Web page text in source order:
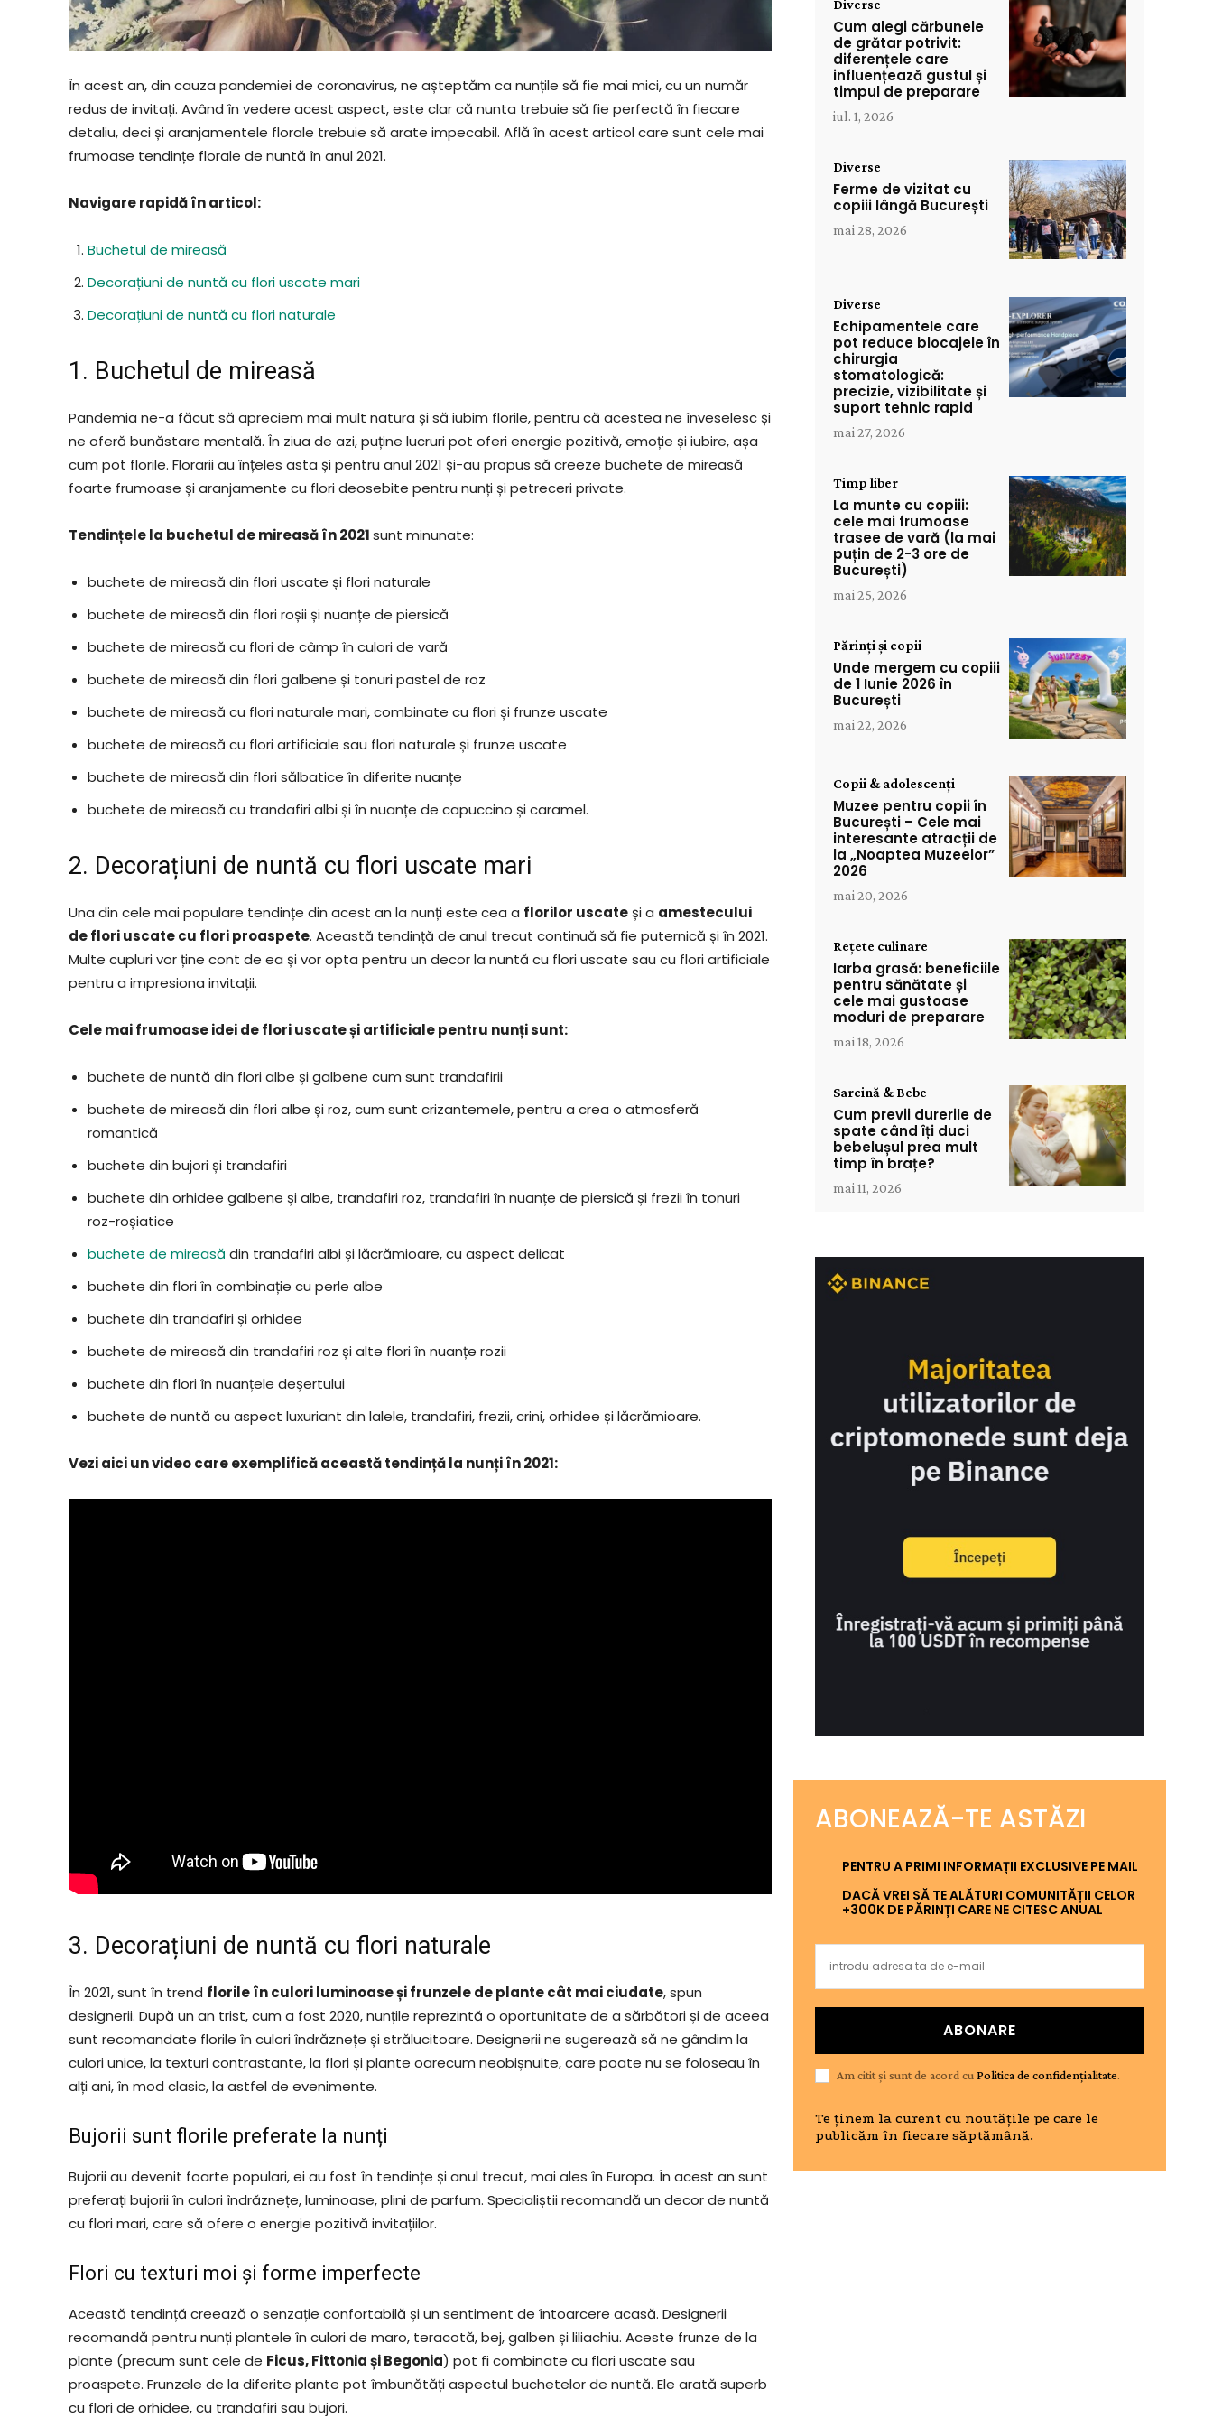
În acest an, din cauza pandemiei de coronavirus, ne așteptăm ca nunțile să fie mai mici, cu un număr
redus de invitați. Având în vedere acest aspect, este clar că nunta trebuie să fie perfectă în fiecare
detaliu, deci și aranjamentele florale trebuie să arate impecabil. Află în acest articol care sunt cele mai
frumoase tendințe florale de nuntă în anul 2021.
Navigare rapidă în articol:
Buchetul de mireasă
Decorațiuni de nuntă cu flori uscate mari
Decorațiuni de nuntă cu flori naturale
1. Buchetul de mireasă
Pandemia ne-a făcut să apreciem mai mult natura și să iubim florile, pentru că acestea ne înveselesc și
ne oferă bunăstare mentală. În ziua de azi, puține lucruri pot oferi energie pozitivă, emoție și iubire, așa
cum pot florile. Florarii au înțeles asta și pentru anul 2021 și-au propus să creeze buchete de mireasă
foarte frumoase și aranjamente cu flori deosebite pentru nunți și petreceri private.
Tendințele la buchetul de mireasă în 2021sunt minunate:
buchete de mireasă din flori uscate și flori naturale
buchete de mireasă din flori roșii și nuanțe de piersică
buchete de mireasă cu flori de câmp în culori de vară
buchete de mireasă din flori galbene și tonuri pastel de roz
buchete de mireasă cu flori naturale mari, combinate cu flori și frunze uscate
buchete de mireasă cu flori artificiale sau flori naturale și frunze uscate
buchete de mireasă din flori sălbatice în diferite nuanțe
buchete de mireasă cu trandafiri albi și în nuanțe de capuccino și caramel.
2. Decorațiuni de nuntă cu flori uscate mari
Una din cele mai populare tendințe din acest an la nunți este cea a florilor uscateși a amestecului
de flori uscate cu flori proaspete. Această tendință de anul trecut continuă să fie puternică și în 2021.
Multe cupluri vor ține cont de ea și vor opta pentru un decor la nuntă cu flori uscate sau cu flori artificiale
pentru a impresiona invitații.
Cele mai frumoase idei de flori uscate și artificiale pentru nunți sunt:
buchete de nuntă din flori albe și galbene cum sunt trandafirii
buchete de mireasă din flori albe și roz, cum sunt crizantemele, pentru a crea o atmosferă
romantică
buchete din bujori și trandafiri
buchete din orhidee galbene și albe, trandafiri roz, trandafiri în nuanțe de piersică și frezii în tonuri
roz-roșiatice
buchete de mireasă din trandafiri albi și lăcrămioare, cu aspect delicat
buchete din flori în combinație cu perle albe
buchete din trandafiri și orhidee
buchete de mireasă din trandafiri roz și alte flori în nuanțe rozii
buchete din flori în nuanțele deșertului
buchete de nuntă cu aspect luxuriant din lalele, trandafiri, frezii, crini, orhidee și lăcrămioare.
Vezi aici un video care exemplifică această tendință la nunți în 2021:
3. Decorațiuni de nuntă cu flori naturale
În 2021, sunt în trend florile în culori luminoase și frunzele de plante cât mai ciudate, spun
designerii. După un an trist, cum a fost 2020, nunțile reprezintă o oportunitate de a sărbători și de aceea
sunt recomandate florile în culori îndrăznețe și strălucitoare. Designerii ne sugerează să ne gândim la
culori unice, la texturi contrastante, la flori și plante oarecum neobișnuite, care poate nu se foloseau în
alți ani, în mod clasic, la astfel de evenimente.
Bujorii sunt florile preferate la nunți
Bujorii au devenit foarte populari, ei au fost în tendințe și anul trecut, mai ales în Europa. În acest an sunt
preferați bujorii în culori îndrăznețe, luminoase, plini de parfum. Specialiștii recomandă un decor de nuntă
cu flori mari, care să ofere o energie pozitivă invitațiilor.
Flori cu texturi moi și forme imperfecte
Această tendință creează o senzație confortabilă și un sentiment de întoarcere acasă. Designerii
recomandă pentru nunți plantele în culori de maro, teracotă, bej, galben și liliachiu. Aceste frunze de la
plante (precum sunt cele de Ficus, Fittonia și Begonia) pot fi combinate cu flori uscate sau
proaspete. Frunzele de la diferite plante pot îmbunătăți aspectul buchetelor de nuntă. Ele arată superb
cu flori de orhidee, cu trandafiri sau bujori.
Diverse
Cum alegi cărbunele
de grătar potrivit:
diferențele care
influențează gustul și
timpul de preparare
iul. 1, 2026
Diverse
Ferme de vizitat cu
copiii lângă București
mai 28, 2026
Diverse
Echipamentele care
pot reduce blocajele în
chirurgia
stomatologică:
precizie, vizibilitate și
suport tehnic rapid
mai 27, 2026
Timp liber
La munte cu copiii:
cele mai frumoase
trasee de vară (la mai
puțin de 2-3 ore de
București)
mai 25, 2026
Părinți și copii
Unde mergem cu copiii
de 1 Iunie 2026 în
București
mai 22, 2026
Copii & adolescenți
Muzee pentru copii în
București – Cele mai
interesante atracții de
la „Noaptea Muzeelor”
2026
mai 20, 2026
Rețete culinare
Iarba grasă: beneficiile
pentru sănătate și
cele mai gustoase
moduri de preparare
mai 18, 2026
Sarcină & Bebe
Cum previi durerile de
spate când îți duci
bebelușul prea mult
timp în brațe?
mai 11, 2026
ABONEAZĂ-TE ASTĂZI
PENTRU A PRIMI INFORMAȚII EXCLUSIVE PE MAIL
DACĂ VREI SĂ TE ALĂTURI COMUNITĂȚII CELOR
+300K DE PĂRINȚI CARE NE CITESC ANUAL
ABONARE
Am citit și sunt de acord cuPolitica de confidențialitate.
Te ținem la curent cu noutățile pe care le
publicăm în fiecare săptămână.